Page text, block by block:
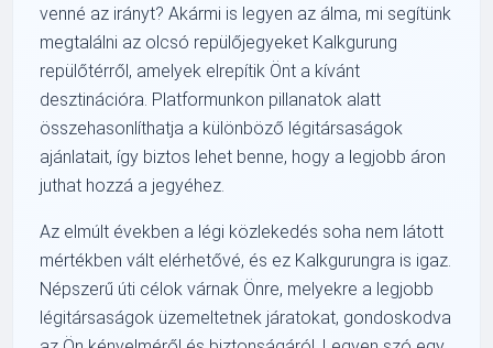
venné az irányt? Akármi is legyen az álma, mi segítünk
megtalálni az olcsó repülőjegyeket Kalkgurung
repülőtérről, amelyek elrepítik Önt a kívánt
desztinációra. Platformunkon pillanatok alatt
összehasonlíthatja a különböző légitársaságok
ajánlatait, így biztos lehet benne, hogy a legjobb áron
juthat hozzá a jegyéhez.
Az elmúlt években a légi közlekedés soha nem látott
mértékben vált elérhetővé, és ez Kalkgurungra is igaz.
Népszerű úti célok várnak Önre, melyekre a legjobb
légitársaságok üzemeltetnek járatokat, gondoskodva